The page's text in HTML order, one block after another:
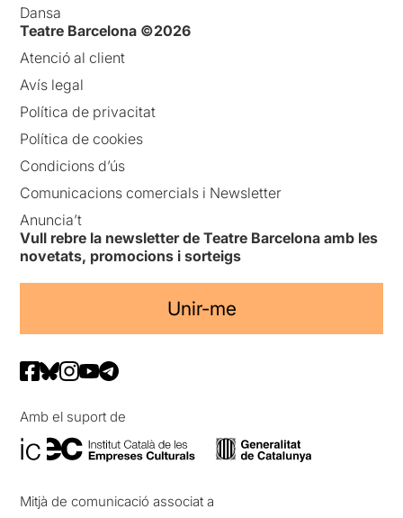
Dansa
Teatre Barcelona ©2026
Atenció al client
Avís legal
Política de privacitat
Política de cookies
Condicions d’ús
Comunicacions comercials i Newsletter
Anuncia’t
Vull rebre la newsletter de Teatre Barcelona amb les
novetats, promocions i sorteigs
Unir-me
Amb el suport de
Mitjà de comunicació associat a